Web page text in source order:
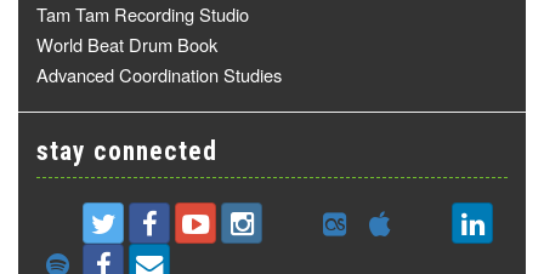
Tam Tam Recording Studio
World Beat Drum Book
Advanced Coordination Studies
stay connected